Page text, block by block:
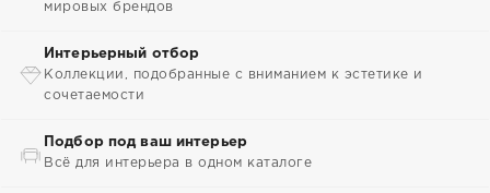
мировых брендов
Интерьерный отбор
Коллекции, подобранные с вниманием к эстетике и
сочетаемости
Подбор под ваш интерьер
Всё для интерьера в одном каталоге